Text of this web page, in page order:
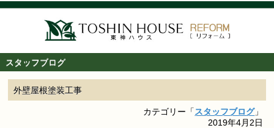
スタッフブログ
外壁屋根塗装工事
カテゴリー「スタッフブログ」
2019年4月2日